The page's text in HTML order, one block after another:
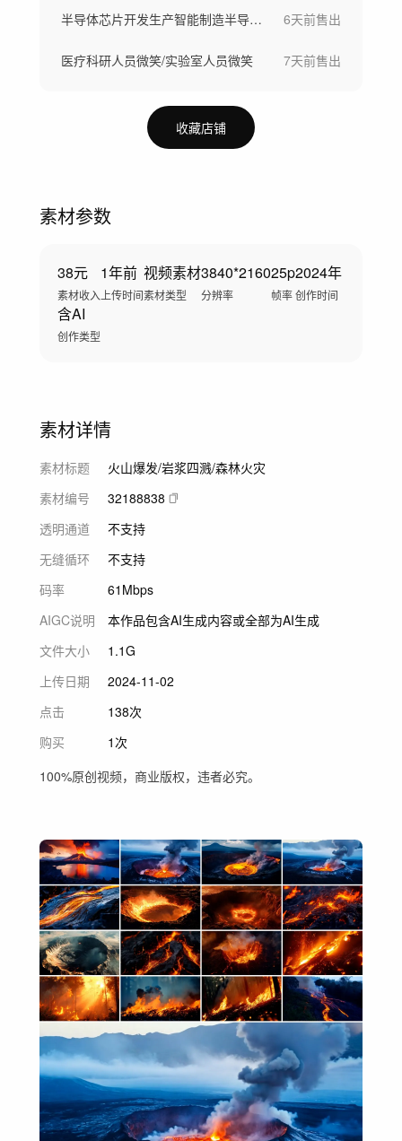
半导体芯片开发生产智能制造半导体晶圆制造 6天前售出
医疗科研人员微笑/实验室人员微笑 7天前售出
收藏店铺
素材参数
38元
素材收入
1年前
上传时间
视频素材
素材类型
3840*2160
分辨率
25p
帧率
2024年
创作时间
含AI
创作类型
素材详情
素材标题
火山爆发/岩浆四溅/森林火灾
素材编号
32188838
透明通道
不支持
无缝循环
不支持
码率
61Mbps
AIGC说明
本作品包含AI生成内容或全部为AI生成
文件大小
1.1G
上传日期
2024-11-02
点击
138次
购买
1次
100%原创视频，商业版权，违者必究。